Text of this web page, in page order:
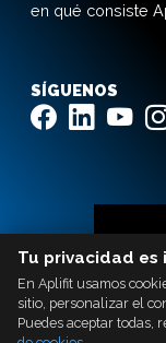
en qué consiste
SÍGUENOS
Tu privacidad
En Aplifit usamos
sitio, personalizar el
Puedes aceptar todas,